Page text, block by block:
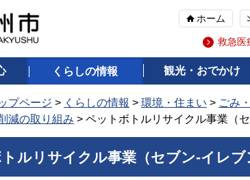
ホーム
救急医
くらしの情報 観光・おでかけ
プページ > くらしの情報 > 環境・住まい > ごみ
減の取り組み > ペットボトルリサイクル事業（
ルリサイクル事業（セブン-イレ